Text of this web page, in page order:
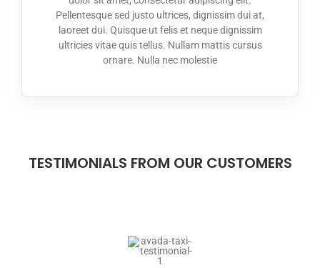
Pellentesque sed justo ultrices, dignissim dui at,
laoreet dui. Quisque ut felis et neque dignissim
ultricies vitae quis tellus. Nullam mattis cursus
ornare. Nulla nec molestie
TESTIMONIALS FROM OUR CUSTOMERS